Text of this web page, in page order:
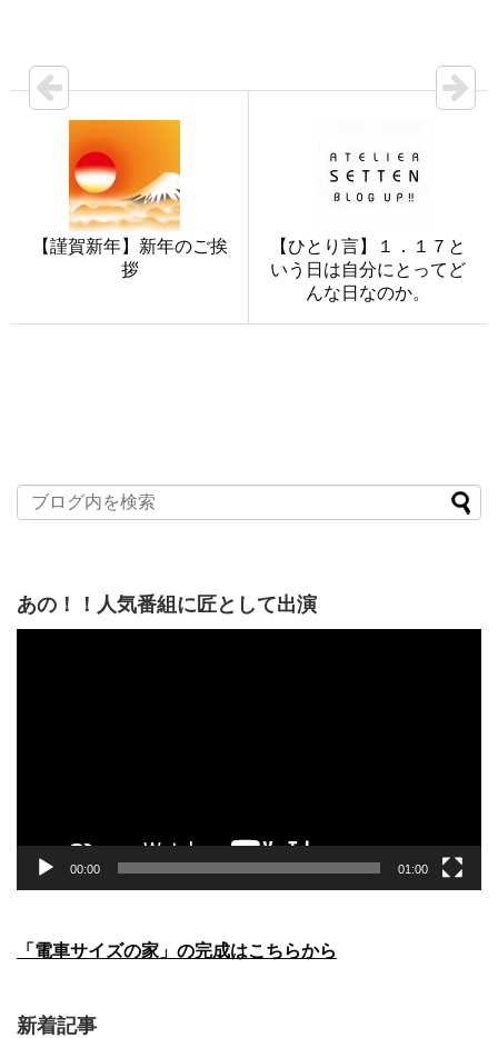
【謹賀新年】新年のご挨
拶
【ひとり言】１．１７と
いう日は自分にとってど
んな日なのか。
あの！！人気番組に匠として出演
00:00 01:00
「電車サイズの家」の完成はこちらから
新着記事